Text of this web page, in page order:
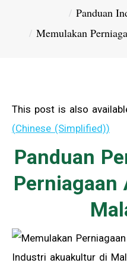
Panduan
Memulakan
This post is also
(Chinese (Simplified))
Panduan
Industri akuakultur di